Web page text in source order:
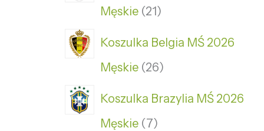
Męskie 21
Koszulka Belgia MŚ 2026
Męskie 26
Koszulka Brazylia MŚ 2026
Męskie 7